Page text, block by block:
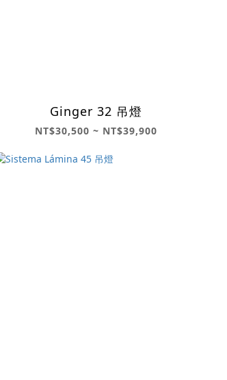
Ginger 32 吊燈
NT$30,500 ~ NT$39,900